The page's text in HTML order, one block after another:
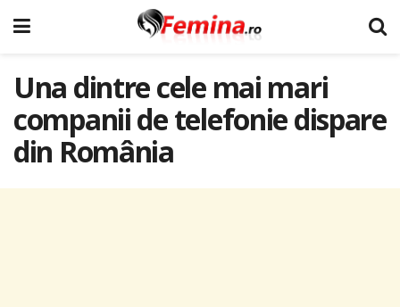
Una dintre cele mai mari
companii de telefonie dispare
din România